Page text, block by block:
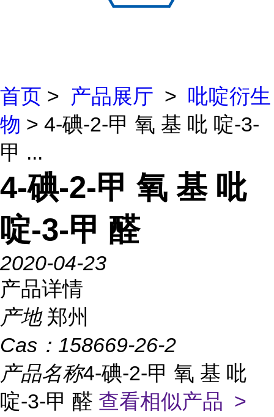
首页 > 产品展厅 > 吡啶衍生
物 > 4-碘-2-甲 氧 基 吡 啶-3-
甲 ...
4-碘-2-甲 氧 基 吡
啶-3-甲 醛
2020-04-23
产品详情
产地 郑州
Cas： 158669-26-2
产品名称4-碘-2-甲 氧 基 吡
啶-3-甲 醛 查看相似产品 >